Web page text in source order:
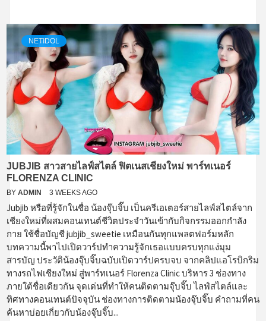
NETIDOL
JUBJIB สาวสายไลฟ์สไตล์ ฟิตเนสเชียงใหม่ พาร์ทเนอร์
FLORENZA CLINIC
BY ADMIN 3 WEEKS AGO
Jubjib หรือที่รู้จักในชื่อ น้องจุ๊บจิ๊บ เป็นครีเอเตอร์สายไลฟ์สไตล์จาก
เชียงใหม่ที่ผสมคอนเทนต์ชีวิตประจำวันเข้ากับกิจกรรมออกกำลัง
กาย ใช้ชื่อบัญชี jubjib_sweetie เหมือนกันทุกแพลตฟอร์มหลัก
บทความนี้พาไปเปิดวาร์ปทำความรู้จักเธอแบบครบทุกแง่มุม
สารบัญ ประวัติน้องจุ๊บจิ๊บฉบับเปิดวาร์ปครบจบ จากคลิปแอโรบิกริม
ทางรถไฟเชียงใหม่ สู่พาร์ทเนอร์ Florenza Clinic บริหาร 3 ช่องทาง
ภายใต้ชื่อเดียวกัน จุดเด่นที่ทำให้คนติดตามจุ๊บจิ๊บ ไลฟ์สไตล์และ
ทิศทางคอนเทนต์ปัจจุบัน ช่องทางการติดตามน้องจุ๊บจิ๊บ คำถามที่คน
ค้นหาบ่อยเกี่ยวกับน้องจุ๊บจิ๊บ...